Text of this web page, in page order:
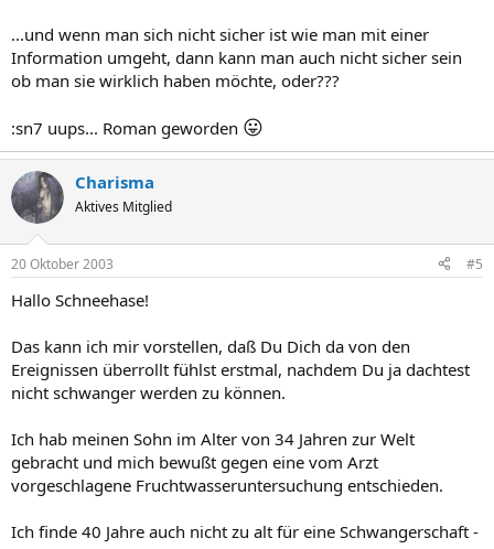
...und wenn man sich nicht sicher ist wie man mit einer
Information umgeht, dann kann man auch nicht sicher sein
ob man sie wirklich haben möchte, oder???
:sn7 uups... Roman geworden 😛
Charisma
Aktives Mitglied
20 Oktober 2003 #5
Hallo Schneehase!
Das kann ich mir vorstellen, daß Du Dich da von den
Ereignissen überrollt fühlst erstmal, nachdem Du ja dachtest
nicht schwanger werden zu können.
Ich hab meinen Sohn im Alter von 34 Jahren zur Welt
gebracht und mich bewußt gegen eine vom Arzt
vorgeschlagene Fruchtwasseruntersuchung entschieden.
Ich finde 40 Jahre auch nicht zu alt für eine Schwangerschaft -